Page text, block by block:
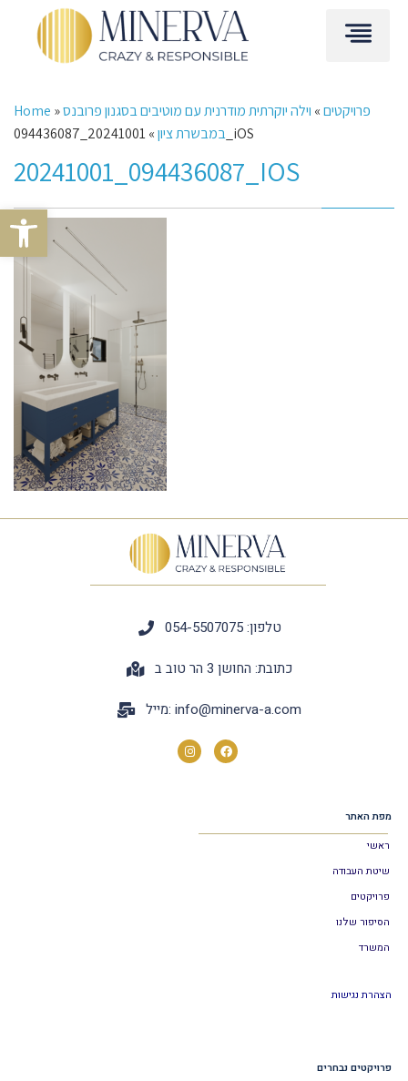
Open toolbar
Home » פרויקטים» וילה יוקרתית מודרנית עם מוטיבים בסגנון פרובנס
במבשרת ציון» 20241001_094436087_iOS
20241001_094436087_IOS
טלפון: 054-5507075
כתובת: החושן 3 הר טוב ב
מייל: info@minerva-a.com
מפת האתר
ראשי
שיטת העבודה
פרויקטים
הסיפור שלנו
המשרד
הצהרת נגישות
פרויקטים נבחרים